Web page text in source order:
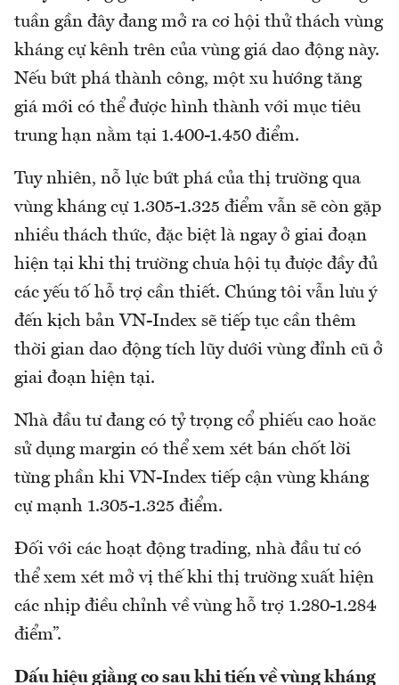
tuần gần đây đang mở ra cơ hội thử thách vùng
kháng cự kênh trên của vùng giá dao động này.
Nếu bứt phá thành công, một xu hướng tăng
giá mới có thể được hình thành với mục tiêu
trung hạn nằm tại 1.400-1.450 điểm.
Tuy nhiên, nỗ lực bứt phá của thị trường qua
vùng kháng cự 1.305-1.325 điểm vẫn sẽ còn gặp
nhiều thách thức, đặc biệt là ngay ở giai đoạn
hiện tại khi thị trường chưa hội tụ được đầy đủ
các yếu tố hỗ trợ cần thiết. Chúng tôi vẫn lưu ý
đến kịch bản VN-Index sẽ tiếp tục cần thêm
thời gian dao động tích lũy dưới vùng đỉnh cũ ở
giai đoạn hiện tại.
Nhà đầu tư đang có tỷ trọng cổ phiếu cao hoăc
sử dụng margin có thể xem xét bán chốt lời
từng phần khi VN-Index tiếp cận vùng kháng
cự mạnh 1.305-1.325 điểm.
Đối với các hoạt động trading, nhà đầu tư có
thể xem xét mở vị thế khi thị trường xuất hiện
các nhịp điều chỉnh về vùng hỗ trợ 1.280-1.284
điểm”.
Dấu hiệu giằng co sau khi tiến về vùng kháng